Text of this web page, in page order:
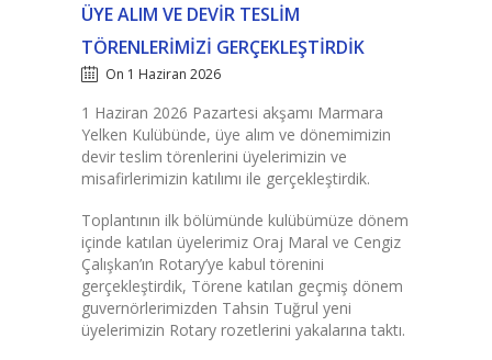
ÜYE ALIM VE DEVIR TESLIM
TÖRENLERIMIZI GERÇEKLEŞTIRDIK
On 1 Haziran 2026
1 Haziran 2026 Pazartesi akşamı Marmara
Yelken Kulübünde, üye alım ve dönemimizin
devir teslim törenlerini üyelerimizin ve
misafirlerimizin katılımı ile gerçekleştirdik.
Toplantının ilk bölümünde kulübümüze dönem
içinde katılan üyelerimiz Oraj Maral ve Cengiz
Çalışkan’ın Rotary’ye kabul törenini
gerçekleştirdik, Törene katılan geçmiş dönem
guvernörlerimizden Tahsin Tuğrul yeni
üyelerimizin Rotary rozetlerini yakalarına taktı.